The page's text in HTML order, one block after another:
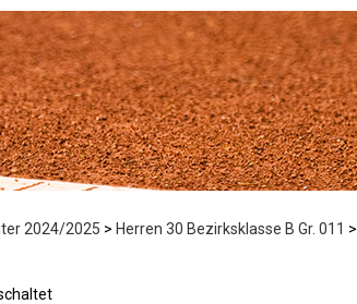
2024/2025 > Herren 30 Bezirksklasse B Gr. 011 >